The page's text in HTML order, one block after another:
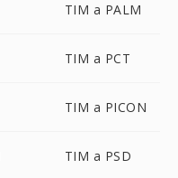
TIM a PALM
TIM a PCT
TIM a PICON
TIM a PSD